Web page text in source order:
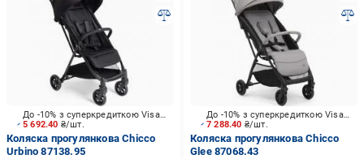
5 692.40 ₴/шт.
До -10% з суперкредиткою Visa Вигода
Коляска прогулянкова Chicco
Urbino 87138.95
7 288.40 ₴/шт.
До -10% з суперкредиткою Visa Вигода
Коляска прогулянкова Chicco
Glee 87068.43